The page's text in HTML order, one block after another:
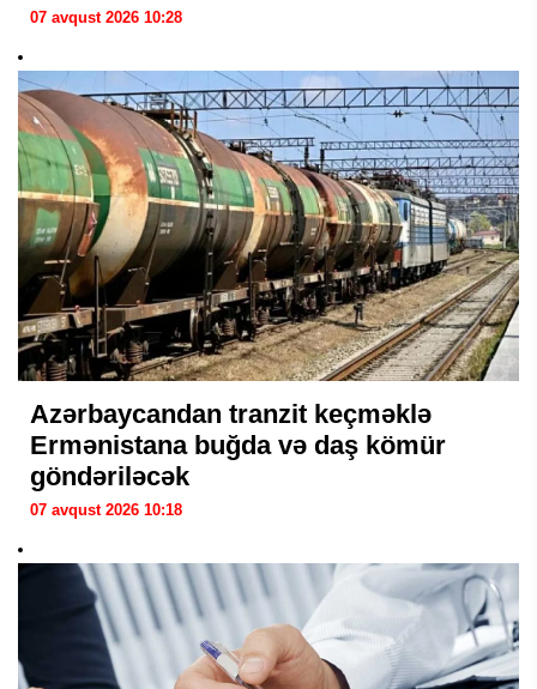
07 avqust 2026 10:28
Azərbaycandan tranzit keçməklə
Ermənistana buğda və daş kömür
göndəriləcək
07 avqust 2026 10:18